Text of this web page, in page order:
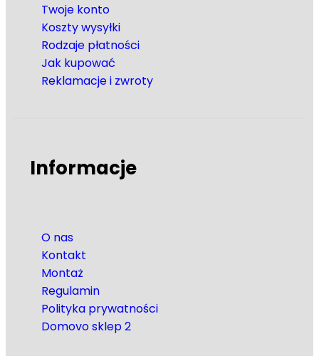
Twoje konto
Koszty wysyłki
Rodzaje płatności
Jak kupować
Reklamacje i zwroty
Informacje
O nas
Kontakt
Montaż
Regulamin
Polityka prywatności
Domovo sklep 2